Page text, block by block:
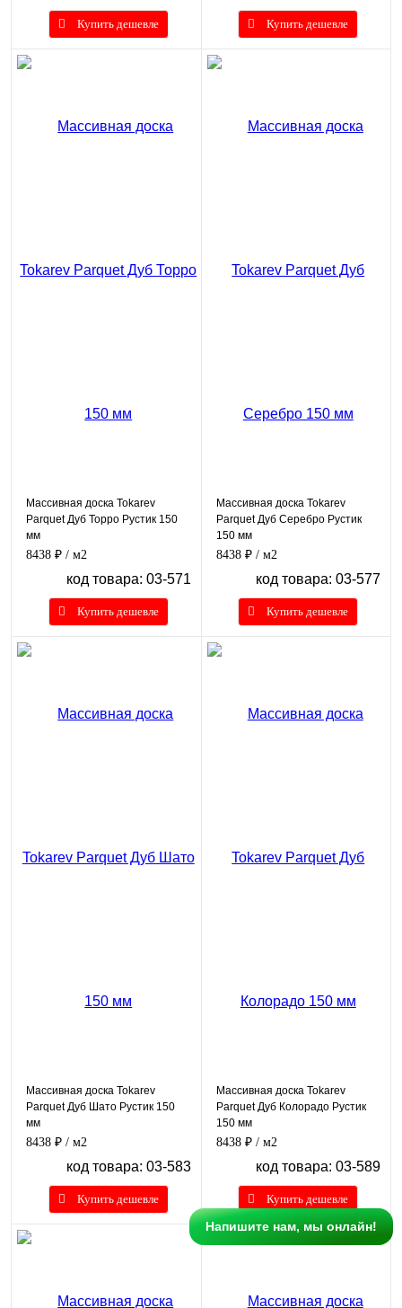
Купить дешевле Купить дешевле
Массивная доска Tokarev
Parquet Дуб Торро Рустик 150
мм
8438 ₽ / м2
код товара: 03-571
Купить дешевле
Массивная доска Tokarev
Parquet Дуб Серебро Рустик
150 мм
8438 ₽ / м2
код товара: 03-577
Купить дешевле
Массивная доска Tokarev
Parquet Дуб Шато Рустик 150
мм
8438 ₽ / м2
код товара: 03-583
Купить дешевле
Массивная доска Tokarev
Parquet Дуб Колорадо Рустик
150 мм
8438 ₽ / м2
код товара: 03-589
Купить дешевле
Напишите нам, мы онлайн!